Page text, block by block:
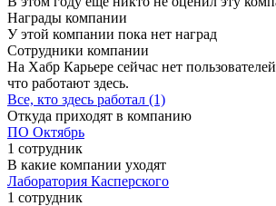
Награды компании
У этой компании пока нет наград
Сотрудники компании
На Хабр Карьере сейчас нет
что работают здесь.
Все, кто здесь работал (1)
Откуда приходят в компанию
ПО Октябрь
1 сотрудник
В какие компании уходят
Лаборатория Касперского
1 сотрудник